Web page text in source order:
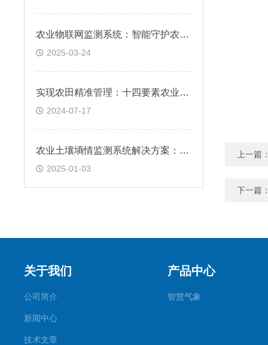
农业物联网监测系统：智能守护农田的新篇章
2025-03-24
实现农田精准管理：十四要素农业气象站的主要监测参数有什么？
2024-07-17
农业土壤墒情监测系统解决方案：洞察土壤干湿奥秘的利器
2025-01-03
上一篇
下一篇
关于我们
公司简介
新闻中心
技术文章
产品中心
智慧气象